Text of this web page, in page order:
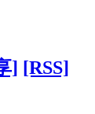
] [RSS]